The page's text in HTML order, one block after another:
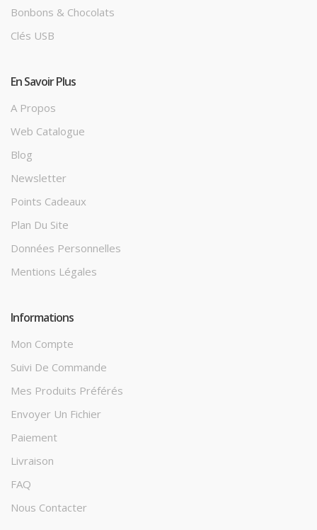
Bonbons & Chocolats
Clés USB
En Savoir Plus
A Propos
Web Catalogue
Blog
Newsletter
Points Cadeaux
Plan Du Site
Données Personnelles
Mentions Légales
Informations
Mon Compte
Suivi De Commande
Mes Produits Préférés
Envoyer Un Fichier
Paiement
Livraison
FAQ
Nous Contacter